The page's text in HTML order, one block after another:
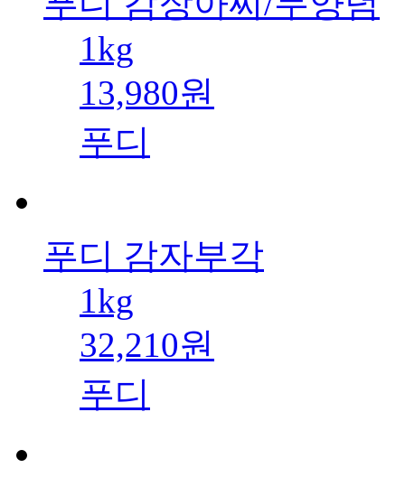
1kg
13,980원
푸디
푸디 감자부각
1kg
32,210원
푸디